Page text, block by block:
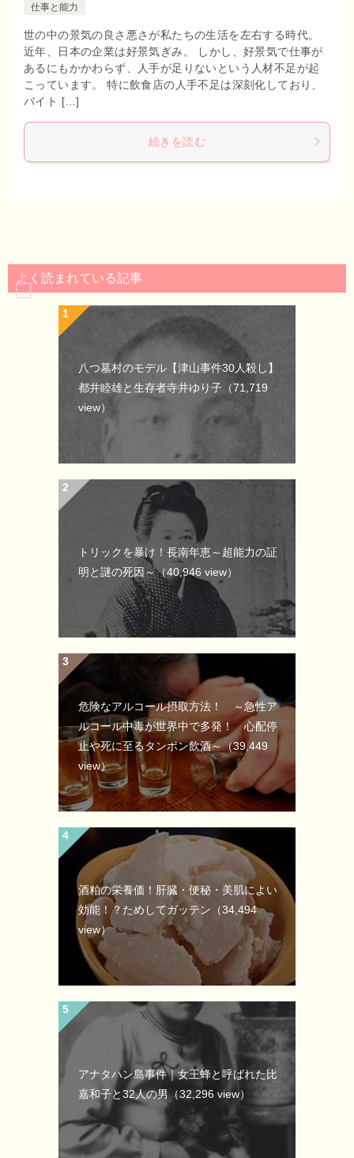
仕事と能力
世の中の景気の良さ悪さが私たちの生活を左右する時代。
近年、日本の企業は好景気ぎみ。 しかし、好景気で仕事が
あるにもかかわらず、人手が足りないという人材不足が起
こっています。 特に飲食店の人手不足は深刻化しており、
バイト […]
続きを読む
よく読まれている記事
八つ墓村のモデル【津山事件30人殺し】
都井睦雄と生存者寺井ゆり子 （71,719
view）
トリックを暴け！長南年恵～超能力の証
明と謎の死因～（40,946 view）
危険なアルコール摂取方法！ ～急性ア
ルコール中毒が世界中で多発！ 心配停
止や死に至るタンポン飲酒～（39,449
view）
酒粕の栄養価！肝臓・便秘・美肌によい
効能！？ためしてガッテン （34,494
view）
アナタハン島事件｜女王蜂と呼ばれた比
嘉和子と32人の男（32,296 view）